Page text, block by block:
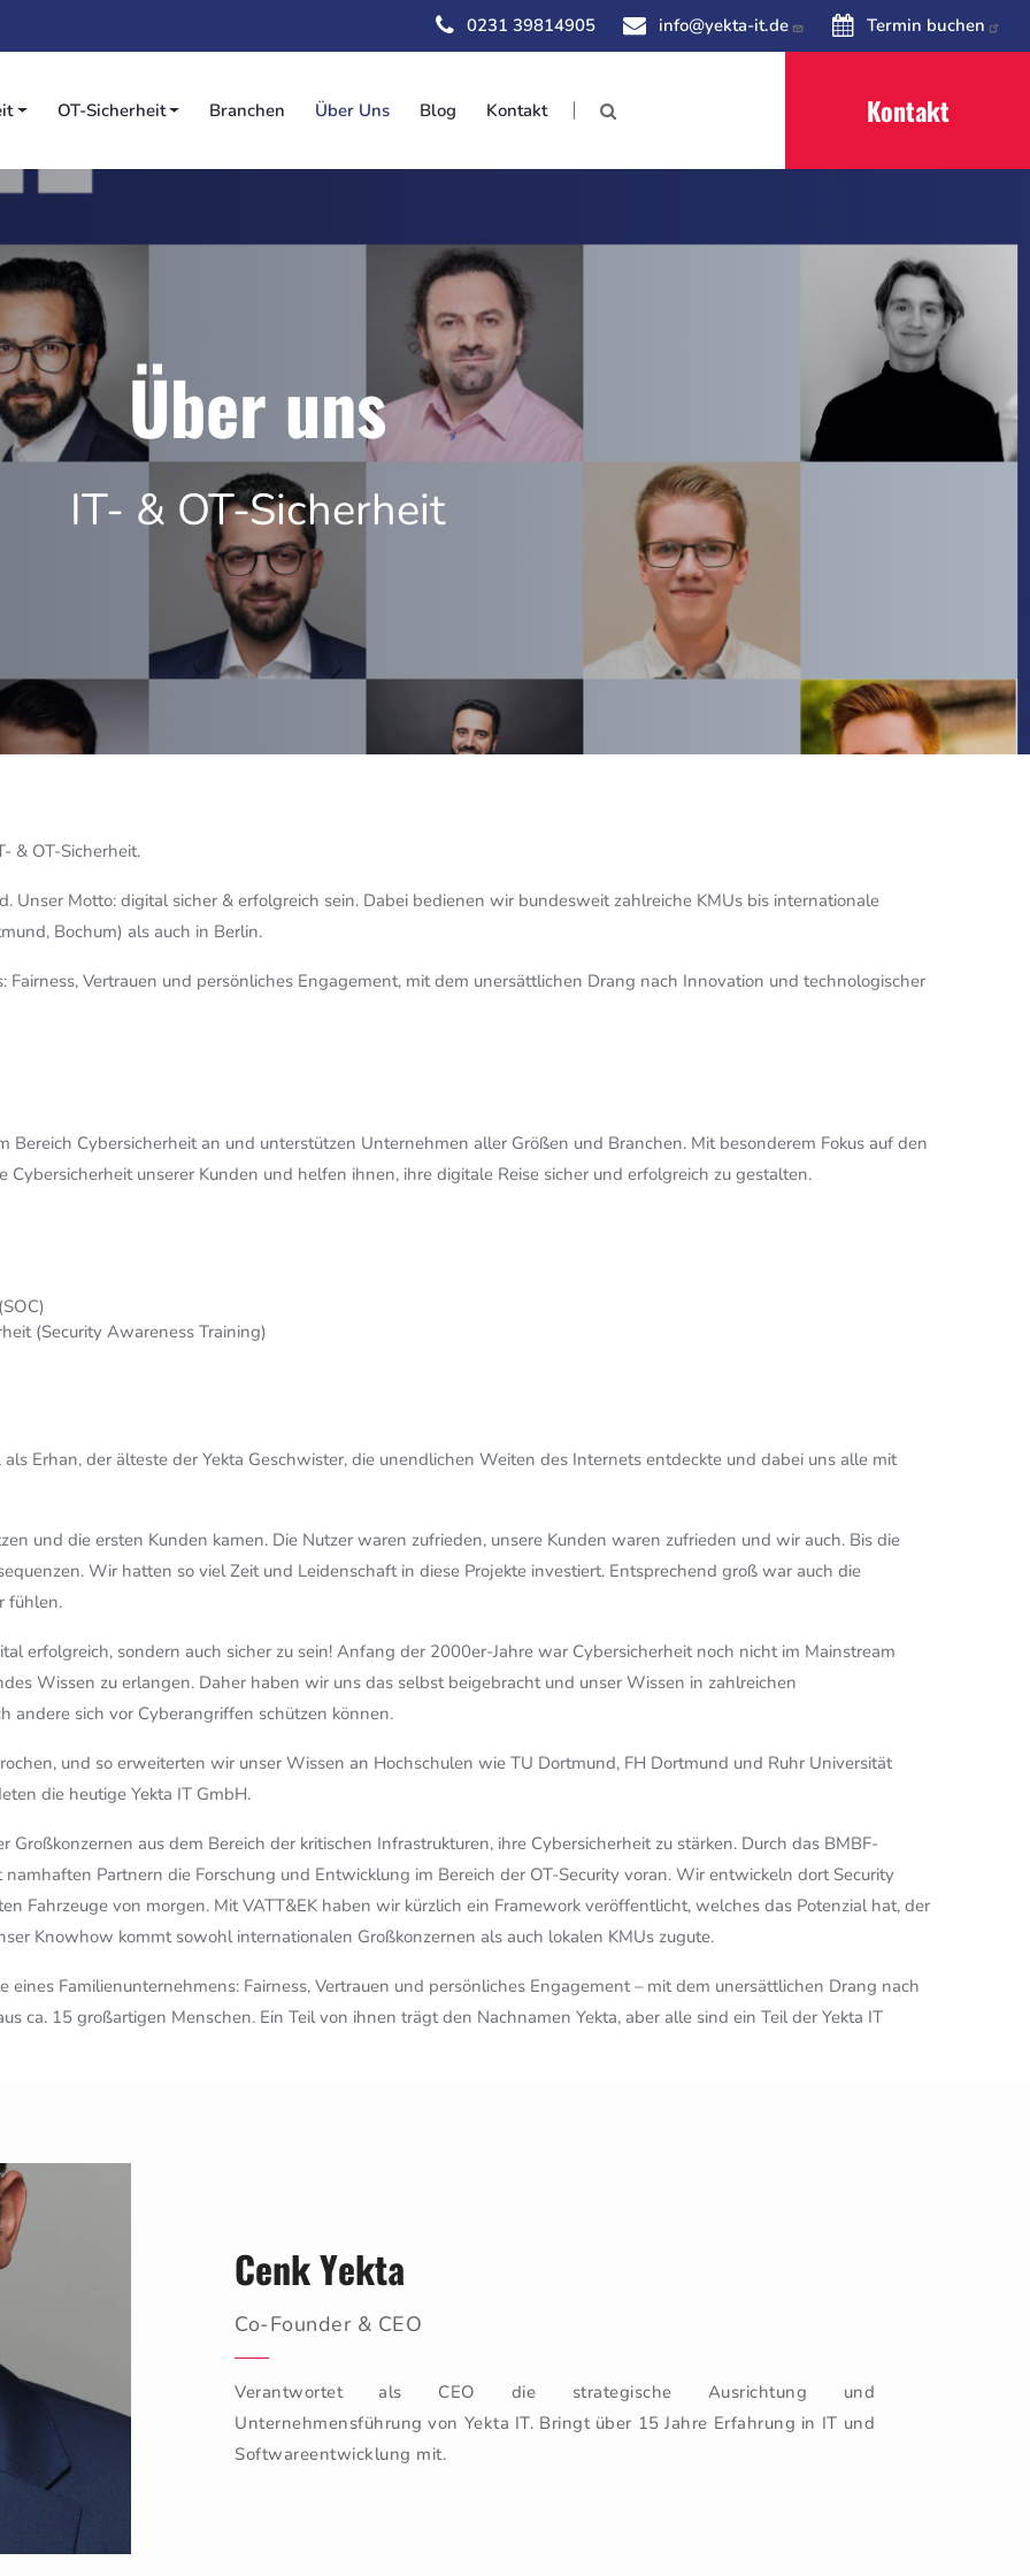
0231 39814905 info@yekta-it.de Termin buchen
OT-Sicherheit Branchen Über Uns Blog Kontakt Kontakt
Über uns
IT- & OT-Sicherheit
& OT-Sicherheit.
Unser Motto: digital sicher & erfolgreich sein. Dabei bedienen wir bundesweit zahlreiche KMUs bis internationale
Bochum) als auch in Berlin.
Vertrauen und persönliches Engagement, mit dem unersättlichen Drang nach Innovation und technologischer
Cybersicherheit an und unterstützen Unternehmen aller Größen und Branchen. Mit besonderem Fokus auf den
unserer Kunden und helfen ihnen, ihre digitale Reise sicher und erfolgreich zu gestalten.
(Security Awareness Training)
Erhan, der älteste der Yekta Geschwister, die unendlichen Weiten des Internets entdeckte und dabei uns alle mit
und die ersten Kunden kamen. Die Nutzer waren zufrieden, unsere Kunden waren zufrieden und wir auch. Bis die
Wir hatten so viel Zeit und Leidenschaft in diese Projekte investiert. Entsprechend groß war auch die
fühlen.
erfolgreich, sondern auch sicher zu sein! Anfang der 2000er-Jahre war Cybersicherheit noch nicht im Mainstream
Wissen zu erlangen. Daher haben wir uns das selbst beigebracht und unser Wissen in zahlreichen
andere sich vor Cyberangriffen schützen können.
und so erweiterten wir unser Wissen an Hochschulen wie TU Dortmund, FH Dortmund und Ruhr Universität
die heutige Yekta IT GmbH.
aus dem Bereich der kritischen Infrastrukturen, ihre Cybersicherheit zu stärken. Durch das BMBF-
Partnern die Forschung und Entwicklung im Bereich der OT-Security voran. Wir entwickeln dort Security
Fahrzeuge von morgen. Mit VATT&EK haben wir kürzlich ein Framework veröffentlicht, welches das Potenzial hat, der
Knowhow kommt sowohl internationalen Großkonzernen als auch lokalen KMUs zugute.
Familienunternehmens: Fairness, Vertrauen und persönliches Engagement – mit dem unersättlichen Drang nach
ca. 15 großartigen Menschen. Ein Teil von ihnen trägt den Nachnamen Yekta, aber alle sind ein Teil der Yekta IT
Cenk Yekta
Co-Founder & CEO
Verantwortet als CEO die strategische Ausrichtung und
Unternehmensführung von Yekta IT. Bringt über 15 Jahre Erfahrung in IT und
Softwareentwicklung mit.